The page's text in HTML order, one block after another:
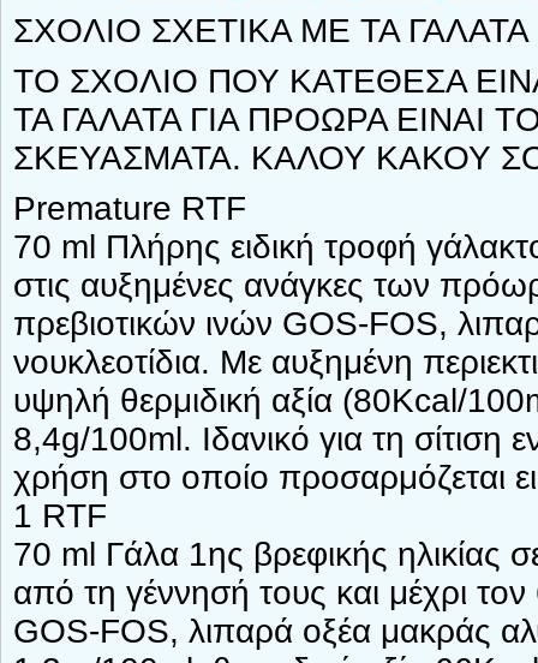
ΣΧΟΛΙΟ ΣΧΕΤΙΚΑ ΜΕ ΤΑ
ΤΟ ΣΧΟΛΙΟ ΠΟΥ ΚΑΤΕΘΕΣΑ
ΤΑ ΓΑΛΑΤΑ ΓΙΑ ΠΡΟΩΡΑ ΕΙΝΑΙ
ΣΚΕΥΑΣΜΑΤΑ. ΚΑΛΟΥ ΚΑΚΟΥ
Premature RTF
70 ml Πλήρης ειδική τροφή
στις αυξημένες ανάγκες των
πρεβιοτικών ινών GOS-FOS,
νουκλεοτίδια. Με αυξημένη
υψηλή θερμιδική αξία (80Kcal/
8,4g/100ml. Ιδανικό για τη σίτιση
χρήση στο οποίο προσαρμόζεται
1 RTF
70 ml Γάλα 1ης βρεφικής ηλικίας
από τη γέννησή τους και μέχρι
GOS-FOS, λιπαρά οξέα μακράς